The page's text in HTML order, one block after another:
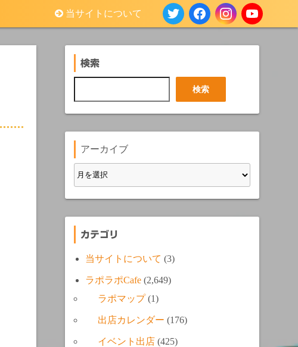
当サイトについて
検索
索
検索
アーカイブ
カテゴリ
当サイトについて (3)
ラポラポCafe (2,649)
ラポマップ(1)
出店カレンダー (176)
イベント出店 (425)